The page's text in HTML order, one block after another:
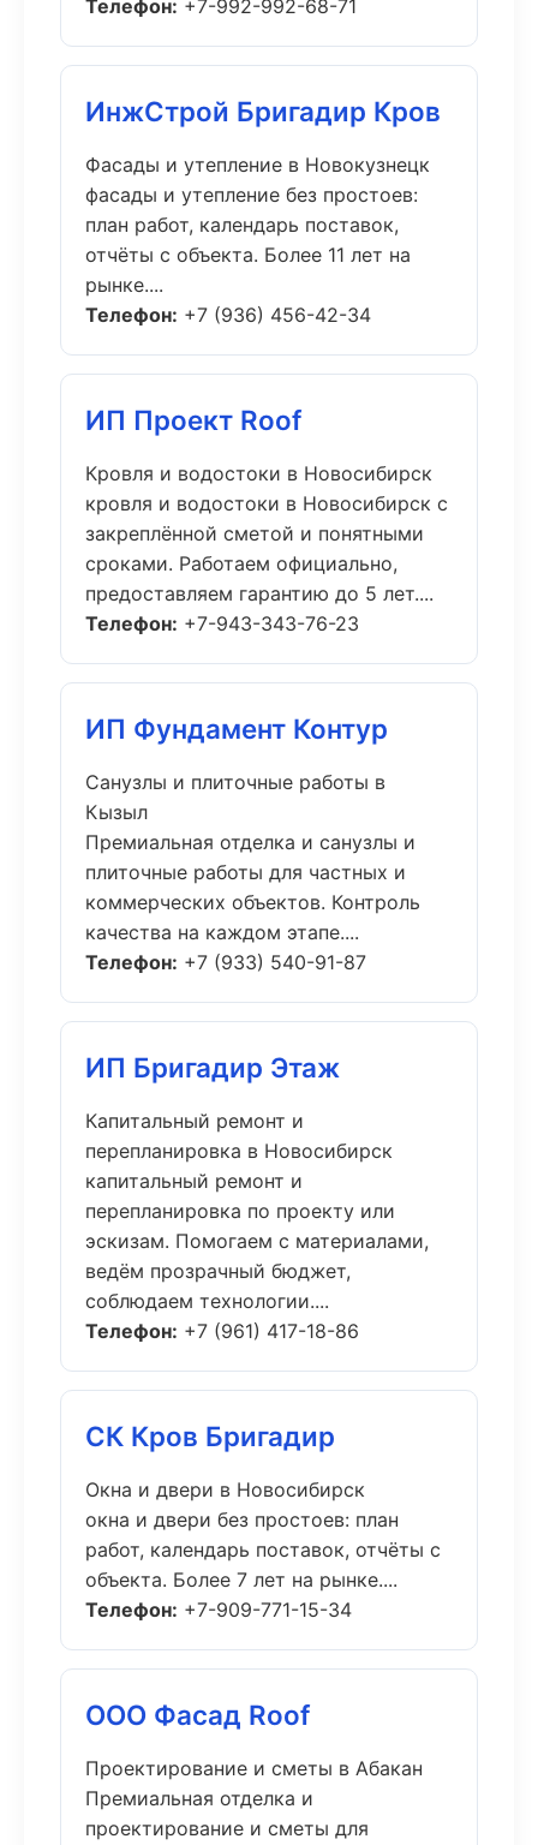
Телефон: +7-992-992-68-71
ИнжСтрой Бригадир Кров
Фасады и утепление в Новокузнецк
фасады и утепление без простоев:
план работ, календарь поставок,
отчёты с объекта. Более 11 лет на
рынке....
Телефон: +7 (936) 456-42-34
ИП Проект Roof
Кровля и водостоки в Новосибирск
кровля и водостоки в Новосибирск с
закреплённой сметой и понятными
сроками. Работаем официально,
предоставляем гарантию до 5 лет....
Телефон: +7-943-343-76-23
ИП Фундамент Контур
Санузлы и плиточные работы в
Кызыл
Премиальная отделка и санузлы и
плиточные работы для частных и
коммерческих объектов. Контроль
качества на каждом этапе....
Телефон: +7 (933) 540-91-87
ИП Бригадир Этаж
Капитальный ремонт и
перепланировка в Новосибирск
капитальный ремонт и
перепланировка по проекту или
эскизам. Помогаем с материалами,
ведём прозрачный бюджет,
соблюдаем технологии....
Телефон: +7 (961) 417-18-86
СК Кров Бригадир
Окна и двери в Новосибирск
окна и двери без простоев: план
работ, календарь поставок, отчёты с
объекта. Более 7 лет на рынке....
Телефон: +7-909-771-15-34
ООО Фасад Roof
Проектирование и сметы в Абакан
Премиальная отделка и
проектирование и сметы для